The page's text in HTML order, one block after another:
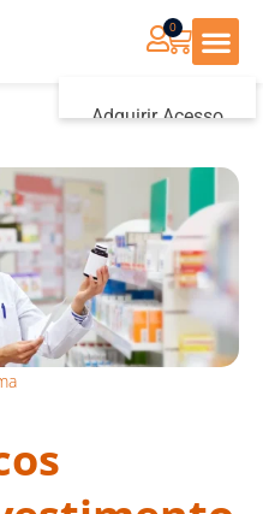
Adquirir Acesso
0